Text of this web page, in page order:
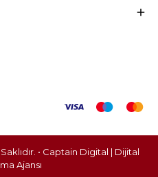
• Captain Digital | Dijital
Ajansı